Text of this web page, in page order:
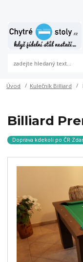
Úvod Kulečník Billiard
Billiard
Doprava kdekoli po ČR